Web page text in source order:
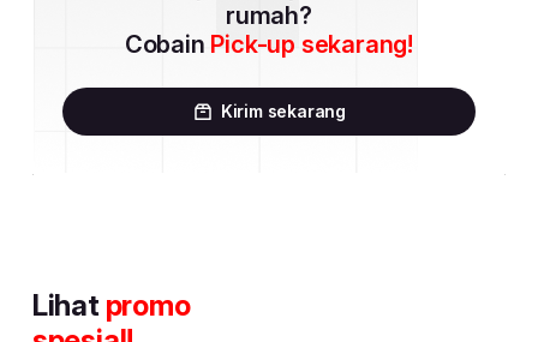
rumah?
Cobain Pick-up sekarang!
Kirim sekarang
Lihat promo